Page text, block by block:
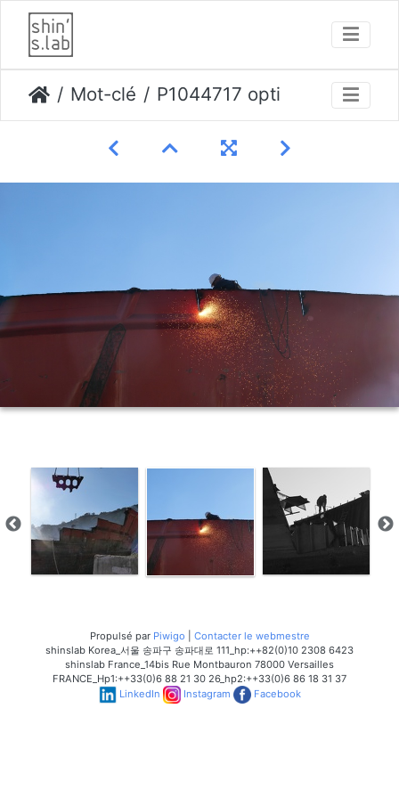
Mot-clé P1044717 opti
Propulsé par Piwigo
Contacter le webmestre
shinslab Korea_서울 송파구 송파대로 111_hp:++82(0)10 2308 6423
shinslab France_14bis Rue Montbauron 78000 Versailles
FRANCE_Hp1:++33(0)6 88 21 30 26_hp2:++33(0)6 86 18 31 37
LinkedIn
Instagram Facebook